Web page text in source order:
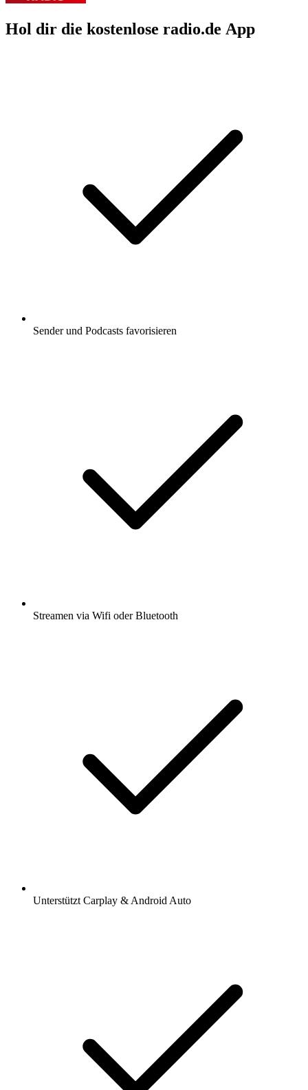
Hol dir die kostenlose radio.de App
Sender und Podcasts favorisieren
Streamen via Wifi oder Bluetooth
Unterstützt Carplay & Android Auto